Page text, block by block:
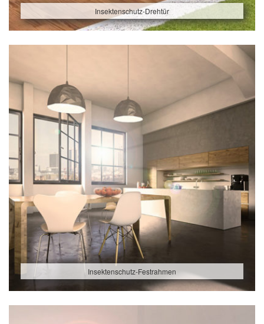
Insektenschutz-Drehtür
Insektenschutz-Festrahmen